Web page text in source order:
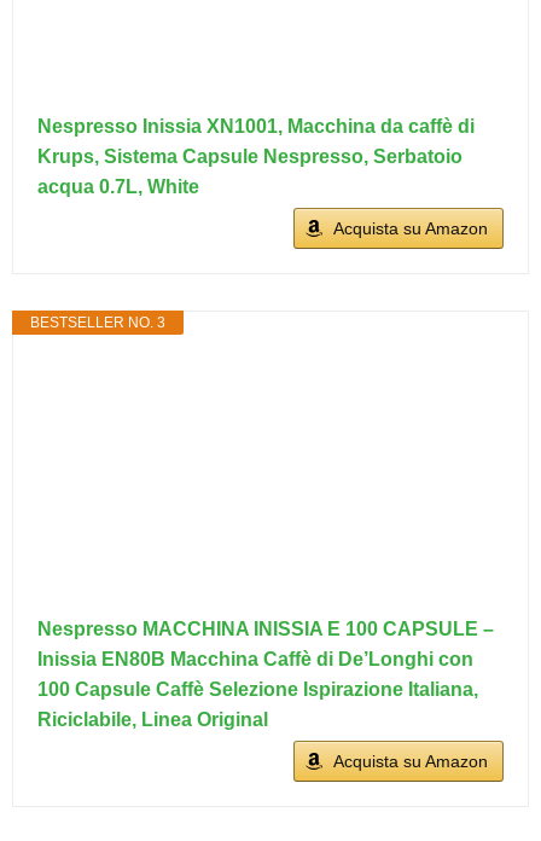
Nespresso Inissia XN1001, Macchina da caffè di
Krups, Sistema Capsule Nespresso, Serbatoio
acqua 0.7L, White
Acquista su Amazon
BESTSELLER NO. 3
Nespresso MACCHINA INISSIA E 100 CAPSULE –
Inissia EN80B Macchina Caffè di De’Longhi con
100 Capsule Caffè Selezione Ispirazione Italiana,
Riciclabile, Linea Original
Acquista su Amazon